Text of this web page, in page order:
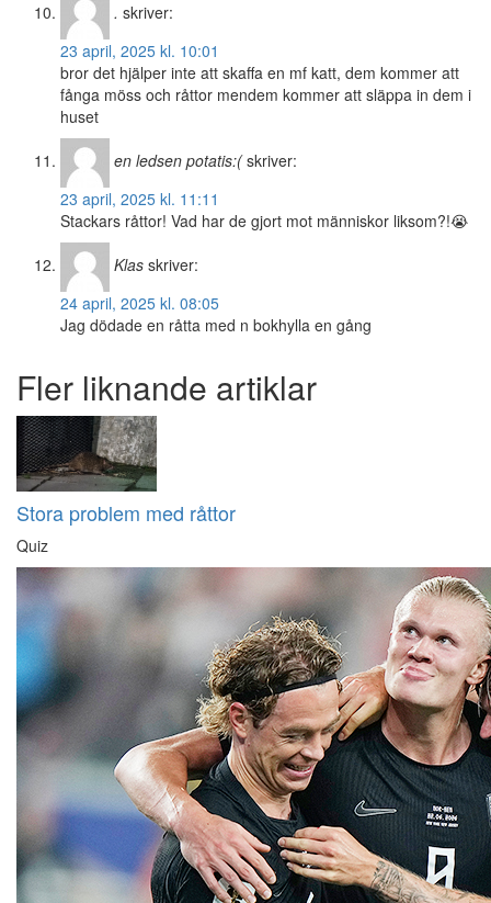
. skriver:
23 april, 2025 kl. 10:01
bror det hjälper inte att skaffa en mf katt, dem kommer att
fånga möss och råttor mendem kommer att släppa in dem i
huset
en ledsen potatis:( skriver:
23 april, 2025 kl. 11:11
Stackars råttor! Vad har de gjort mot människor liksom?!😭
Klas skriver:
24 april, 2025 kl. 08:05
Jag dödade en råtta med n bokhylla en gång
Fler liknande artiklar
Stora problem med råttor
Quiz